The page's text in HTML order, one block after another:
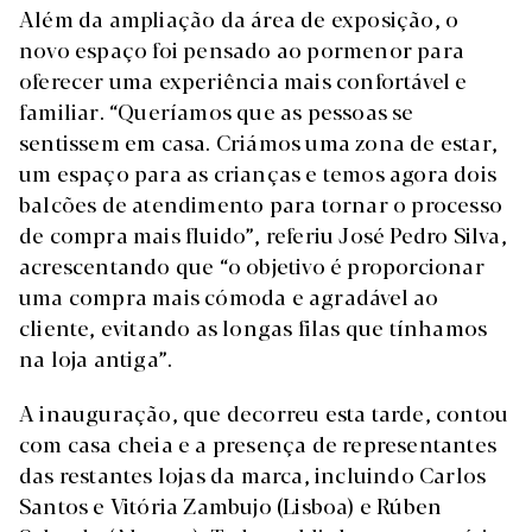
Além da ampliação da área de exposição, o
novo espaço foi pensado ao pormenor para
oferecer uma experiência mais confortável e
familiar. “Queríamos que as pessoas se
sentissem em casa. Criámos uma zona de estar,
um espaço para as crianças e temos agora dois
balcões de atendimento para tornar o processo
de compra mais fluido”, referiu José Pedro Silva,
acrescentando que “o objetivo é proporcionar
uma compra mais cómoda e agradável ao
cliente, evitando as longas filas que tínhamos
na loja antiga”.
A inauguração, que decorreu esta tarde, contou
com casa cheia e a presença de representantes
das restantes lojas da marca, incluindo Carlos
Santos e Vitória Zambujo (Lisboa) e Rúben